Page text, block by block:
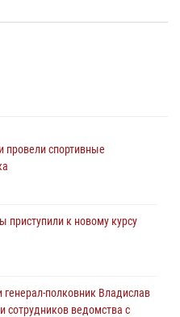
провели спортивные
приступили к новому курсу
полковник Владислав
сотрудников ведомства с